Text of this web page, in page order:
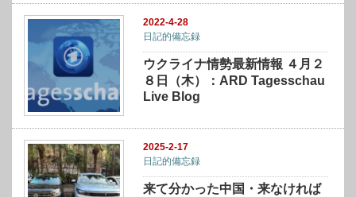
2022-4-28
日記的備忘録
ウクライナ情勢最新情報 ４月２
８日（木）：ARD Tagesschau
Live Blog
2025-2-17
日記的備忘録
来て分かった中国・来なければ